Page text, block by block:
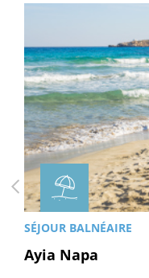
SÉJOUR BALNÉAIRE
Ayia Napa